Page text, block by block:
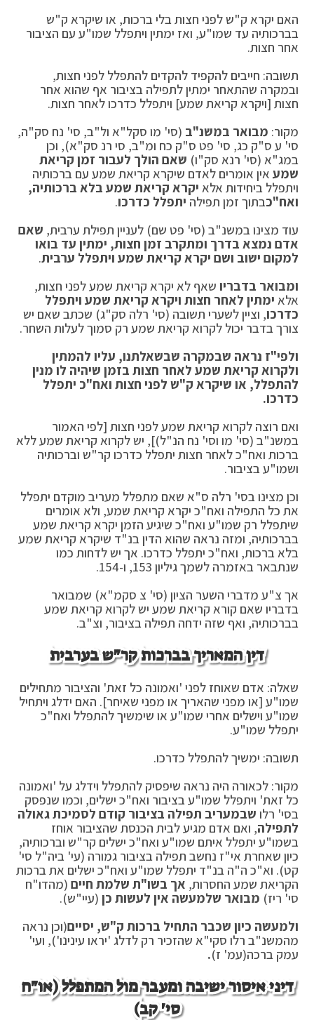
האם יקרא ק"ש לפני חצות בלי ברכות, או שיקרא ק"ש
בברכותיה עד שמו"ע, ואז ימתין ויתפלל שמו"ע עם הציבור
אחר חצות.
תשובה: חייבים להקפיד להקדים להתפלל לפני חצות,
ובמקרה שהתאחר ימתין לתפילה בציבור אף שהוא אחר
חצות [ויקרא קריאת שמע] ויתפלל כדרכו לאחר חצות.
מקור: מבואר במשנ"ב (סי' מו סקל"א ול"ב, סי' נח סק"ה,
סי' ע ס"ק כג, סי' פט ס"ק כח ומ"ב, סי רנ סק"א), וכן
במג"א (סי' רנא סק"ו) שאם הולך לעבור זמן קריאת
שמע אין אומרים לאדם שיקרא קריאת שמע עם ברכותיה
ויתפלל ביחידות אלא יקרא קריאת שמע בלא ברכותיה,
ואח"כבתוך זמן תפילה יתפלל כדרכו.
עוד מצינו במשנ"ב (סי' פט שם) לעניין תפילת ערבית, שאם
אדם נמצא בדרך ומתקרב זמן חצות, ימתין עד בואו
למקום ישוב ושם יקרא קריאת שמע ויתפלל ערבית.
ומבואר בדבריו שאף לא יקרא קריאת שמע לפני חצות,
אלא ימתין לאחר חצות ויקרא קריאת שמע ויתפלל
כדרכו, וציין לשערי תשובה (סי' רלה סק"ג) שכתב שאם יש
צורך בדבר יכול לקרוא קריאת שמע רק סמוך לעלות השחר.
ולפי"ז נראה שבמקרה שבשאלתנו, עליו להמתין
ולקרוא קריאת שמע לאחר חצות בזמן שיהיה לו מנין
להתפלל, או שיקרא ק"ש לפני חצות ואח"כ יתפלל
כדרכו.
ואם רוצה לקרוא קריאת שמע לפני חצות [לפי האמור
במשנ"ב (סי' מו וסי' נח הנ"ל)], יש לקרוא קריאת שמע ללא
ברכות ואח"כ לאחר חצות יתפלל כדרכו קר"ש וברכותיה
ושמו"ע בציבור.
וכן מצינו בסי' רלה ס"א שאם מתפלל מעריב מוקדם יתפלל
את כל התפילה ואח"כ יקרא קריאת שמע, ולא אומרים
שיתפלל רק שמו"ע ואח"כ שיגיע הזמן יקרא קריאת שמע
בברכותיה, ומזה נראה שהוא הדין בנ"ד שיקרא קריאת שמע
בלא ברכות, ואח"כ יתפלל כדרכו. אך יש לדחות כמו
שנתבאר באזמרה לשמך גיליון 153, ו-154.
אך צ"ע מדברי השער הציון (סי' צ סקמ"א) שמבואר
בדבריו שאם קורא קריאת שמע יש לקרוא קריאת שמע
בברכותיה, ואף שזה ידחה תפילה בציבור, וצ"ב.
דין המאריך בברכות קר"ש בערבית
שאלה: אדם שאוחז לפני 'ואמונה כל זאת' והציבור מתחילים
שמו"ע [או מפני שהאריך או מפני שאיחר]. האם ידלג ויתחיל
שמו"ע וישלים אחרי שמו"ע או שימשיך להתפלל ואח"כ
יתפלל שמו"ע.
תשובה: ימשיך להתפלל כדרכו.
מקור: לכאורה היה נראה שיפסיק להתפלל וידלג על 'ואמונה
כל זאת' ויתפלל שמו"ע בציבור ואח"כ ישלים, וכמו שנפסק
בסי' רלו שבמעריב תפילה בציבור קודם לסמיכת גאולה
לתפילה, ואם אדם מגיע לבית הכנסת שהציבור אוחז
בשמו"ע יתפלל איתם שמו"ע ואח"כ ישלים קר"ש וברכותיה,
כיון שאחרת אי"ז נחשב תפילה בציבור גמורה (עי' ביה"ל סי'
קט). וא"כ ה"ה בנ"ד יתפלל שמו"ע ואח"כ ישלים את ברכות
הקריאת שמע החסרות, אך בשו"ת שלמת חיים (מהדו"ח
סי' ריז) מבואר שלמעשה אין לעשות כן (עיי"ש).
ולמעשה כיון שכבר התחיל ברכות ק"ש, יסיים(וכן נראה
מהמשנ"ב רלו סקי"א שהזכיר רק לדלג 'יראו עינינו'), ועי'
עמק ברכה(עמ' ז).
דיני איסור ישיבה ומעבר מול המתפלל (או"ח
סי' קב)